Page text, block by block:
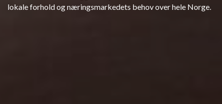
lokale forhold og næringsmarkedets behov over hele Norge.